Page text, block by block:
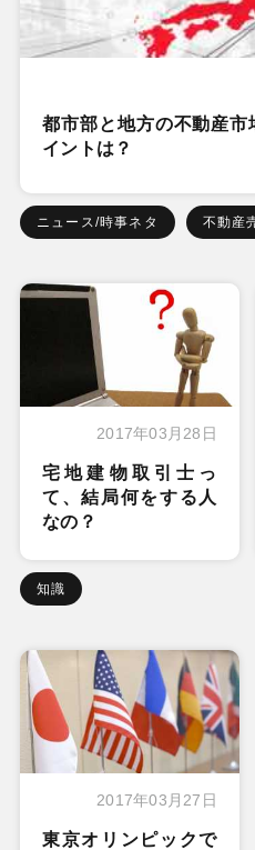
都市部と地方の不動産
イントは？
ニュース/時事ネタ 不動産
2017年03月28日
宅地建物取引士っ
て、結局何をする人
なの？
知識
2017年03月27日
東京オリンピックで